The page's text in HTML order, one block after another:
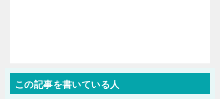
この記事を書いている人